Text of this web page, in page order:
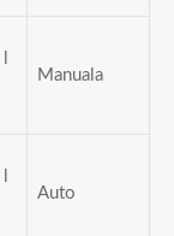
Manuala
Auto